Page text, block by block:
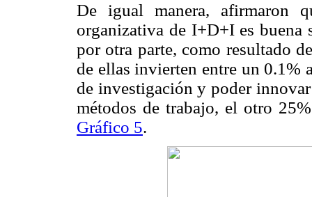
De igual manera, afirmaron
organizativa de I+D+I es buena
por otra parte, como resultado
de ellas invierten entre un 0.1%
de investigación y poder
métodos de trabajo, el otro
Gráfico 5.